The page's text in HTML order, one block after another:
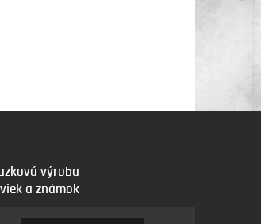
výroba
a známok